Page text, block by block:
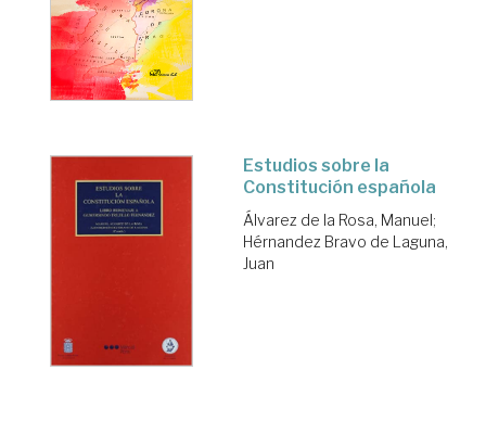
Estudios sobre la
Constitución española
Álvarez de la Rosa, Manuel;
Hérnandez Bravo de Laguna,
Juan